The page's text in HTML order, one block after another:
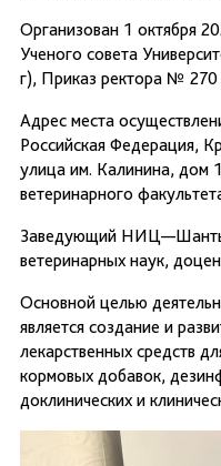
Организован 1 октября
Ученого совета
г), Приказ ректора № 270
Адрес места
Российская Федерация,
улица им. Калинина, дом
ветеринарного
Заведующий
ветеринарных наук,
Основной целью
является создание и
лекарственных средств
кормовых добавок,
доклинических и